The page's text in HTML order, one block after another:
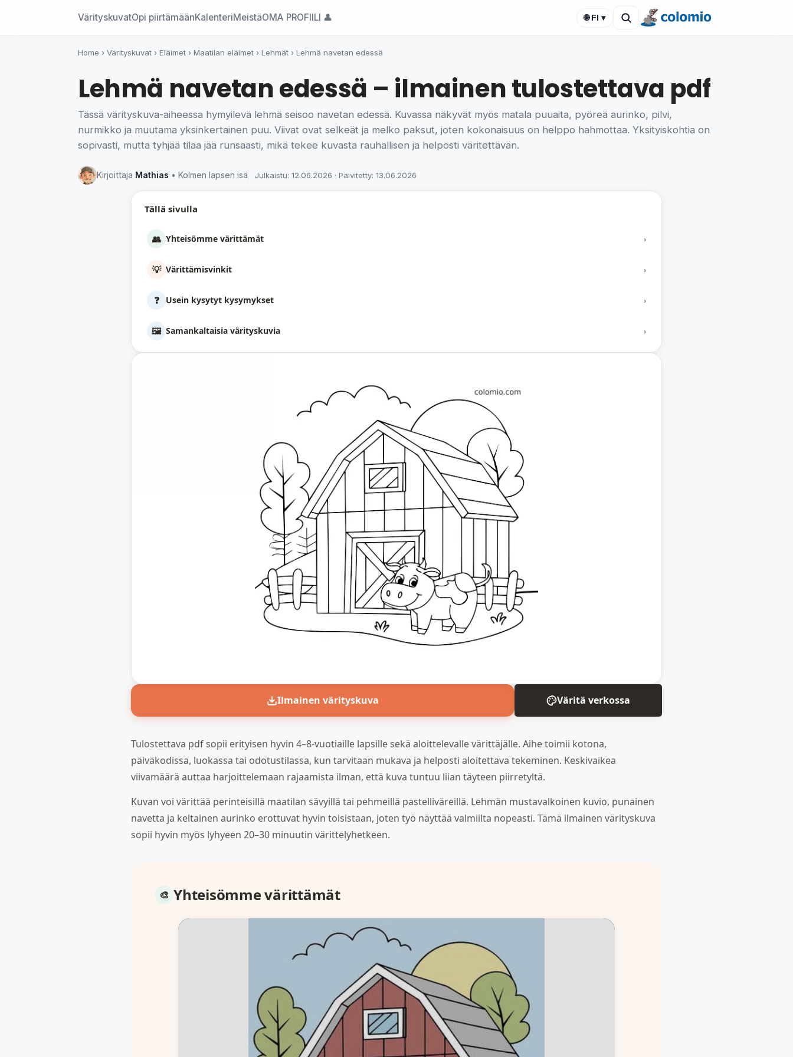
VärityskuvatOpi piirtämäänKalenteriMeistäOMA PROFIILI 👤 🌐 FI ▾
Home › Värityskuvat › Eläimet › Maatilan eläimet › Lehmät › Lehmä navetan edessä
Lehmä navetan edessä – ilmainen tulostettava pdf
Tässä värityskuva-aiheessa hymyilevä lehmä seisoo navetan edessä. Kuvassa näkyvät myös matala puuaita, pyöreä aurinko, pilvi,
nurmikko ja muutama yksinkertainen puu. Viivat ovat selkeät ja melko paksut, joten kokonaisuus on helppo hahmottaa. Yksityiskohtia on
sopivasti, mutta tyhjää tilaa jää runsaasti, mikä tekee kuvasta rauhallisen ja helposti väritettävän.
Kirjoittaja Mathias • Kolmen lapsen isä Julkaistu: 12.06.2026 · Päivitetty: 13.06.2026
Tällä sivulla
👥 Yhteisömme värittämät ›
💡 Värittämisvinkit ›
❓ Usein kysytyt kysymykset ›
🖼️ Samankaltaisia värityskuvia ›
Ilmainen värityskuva Väritä verkossa
Tulostettava pdf sopii erityisen hyvin 4–8-vuotiaille lapsille sekä aloittelevalle värittäjälle. Aihe toimii kotona,
päiväkodissa, luokassa tai odotustilassa, kun tarvitaan mukava ja helposti aloitettava tekeminen. Keskivaikea
viivamäärä auttaa harjoittelemaan rajaamista ilman, että kuva tuntuu liian täyteen piirretyltä.
Kuvan voi värittää perinteisillä maatilan sävyillä tai pehmeillä pastelliväreillä. Lehmän mustavalkoinen kuvio, punainen
navetta ja keltainen aurinko erottuvat hyvin toisistaan, joten työ näyttää valmiilta nopeasti. Tämä ilmainen värityskuva
sopii hyvin myös lyhyeen 20–30 minuutin värittelyhetkeen.
Yhteisömme värittämät